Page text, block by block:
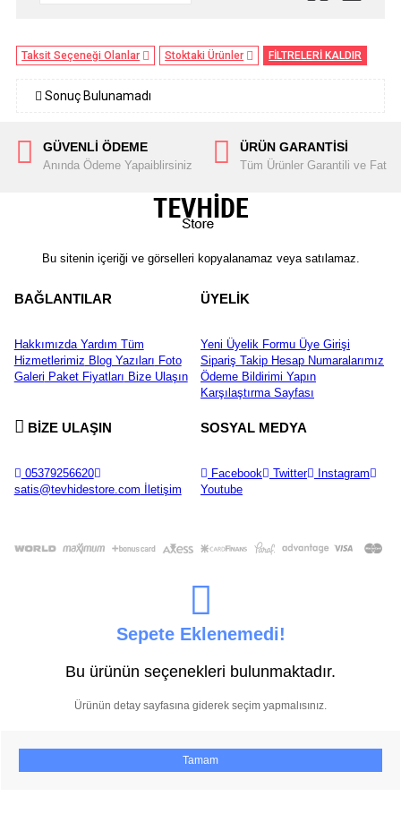
Taksit Seçeneği Olanlar Stoktaki Ürünler FİLTRELERİ KALDIR
Sonuç Bulunamadı
GÜVENLİ ÖDEME
Anında Ödeme Yapaiblirsiniz
ÜRÜN GARANTİSİ
Tüm Ürünler Garantili ve
Bu sitenin içeriği ve görselleri kopyalanamaz veya satılamaz.
BAĞLANTILAR
HakkımızdaYardım Tüm
Hizmetlerimiz Blog Yazıları Foto
Galeri Paket Fiyatları Bize Ulaşın
ÜYELİK
Yeni Üyelik Formu Üye Girişi
Sipariş Takip Hesap Numaralarımız
Ödeme Bildirimi Yapın
Karşılaştırma Sayfası
BİZE ULAŞIN
05379256620
satis@tevhidestore.com İletişim
SOSYAL MEDYA
Facebook Twitter
Instagram
Youtube
Sepete Eklenemedi!
Bu ürünün seçenekleri bulunmaktadır.
Ürünün detay sayfasına giderek seçim yapmalısınız.
Tamam